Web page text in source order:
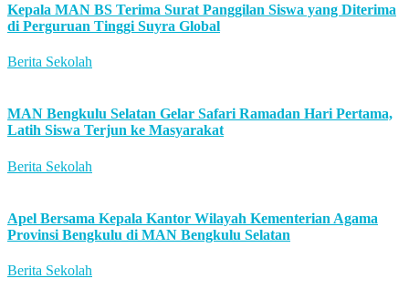
Kepala MAN BS Terima Surat Panggilan Siswa yang Diterima
di Perguruan Tinggi Suyra Global
Berita Sekolah
MAN Bengkulu Selatan Gelar Safari Ramadan Hari Pertama,
Latih Siswa Terjun ke Masyarakat
Berita Sekolah
Apel Bersama Kepala Kantor Wilayah Kementerian Agama
Provinsi Bengkulu di MAN Bengkulu Selatan
Berita Sekolah